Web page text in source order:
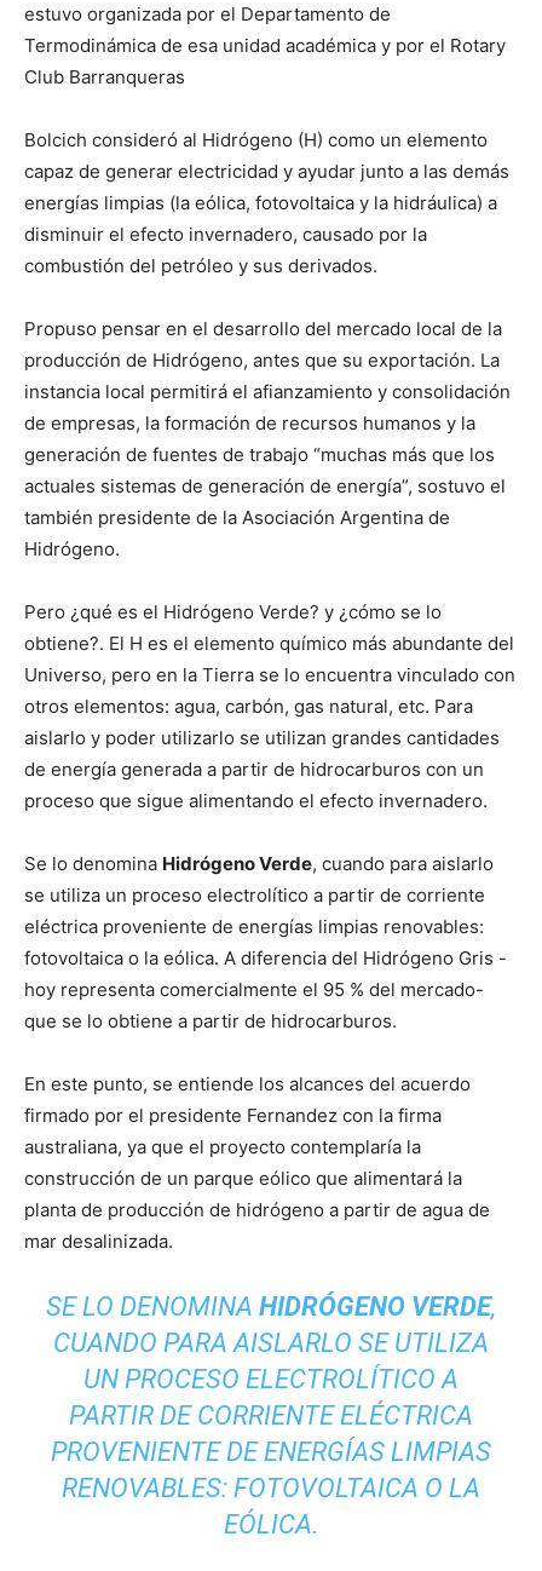
estuvo organizada por el Departamento de
Termodinámica de esa unidad académica y por el Rotary
Club Barranqueras
Bolcich consideró al Hidrógeno (H) como un elemento
capaz de generar electricidad y ayudar junto a las demás
energías limpias (la eólica, fotovoltaica y la hidráulica) a
disminuir el efecto invernadero, causado por la
combustión del petróleo y sus derivados.
Propuso pensar en el desarrollo del mercado local de la
producción de Hidrógeno, antes que su exportación. La
instancia local permitirá el afianzamiento y consolidación
de empresas, la formación de recursos humanos y la
generación de fuentes de trabajo “muchas más que los
actuales sistemas de generación de energía”, sostuvo el
también presidente de la Asociación Argentina de
Hidrógeno.
Pero ¿qué es el Hidrógeno Verde? y ¿cómo se lo
obtiene?. El H es el elemento químico más abundante del
Universo, pero en la Tierra se lo encuentra vinculado con
otros elementos: agua, carbón, gas natural, etc. Para
aislarlo y poder utilizarlo se utilizan grandes cantidades
de energía generada a partir de hidrocarburos con un
proceso que sigue alimentando el efecto invernadero.
Se lo denomina Hidrógeno Verde, cuando para aislarlo
se utiliza un proceso electrolítico a partir de corriente
eléctrica proveniente de energías limpias renovables:
fotovoltaica o la eólica. A diferencia del Hidrógeno Gris -
hoy representa comercialmente el 95 % del mercado-
que se lo obtiene a partir de hidrocarburos.
En este punto, se entiende los alcances del acuerdo
firmado por el presidente Fernandez con la firma
australiana, ya que el proyecto contemplaría la
construcción de un parque eólico que alimentará la
planta de producción de hidrógeno a partir de agua de
mar desalinizada.
SE LO DENOMINA HIDRÓGENO VERDE,
CUANDO PARA AISLARLO SE UTILIZA
UN PROCESO ELECTROLÍTICO A
PARTIR DE CORRIENTE ELÉCTRICA
PROVENIENTE DE ENERGÍAS LIMPIAS
RENOVABLES: FOTOVOLTAICA O LA
EÓLICA.